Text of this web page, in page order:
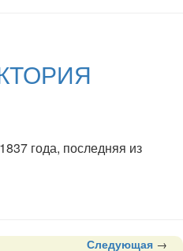
года, последняя из
Следующая →